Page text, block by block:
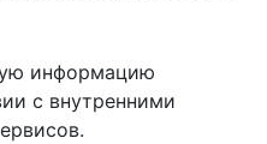
информацию
с внутренними